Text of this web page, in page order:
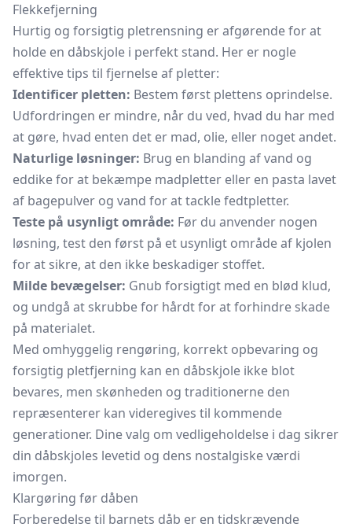
Flekkefjerning
Hurtig og forsigtig pletrensning er afgørende for at
holde en dåbskjole i perfekt stand. Her er nogle
effektive tips til fjernelse af pletter:
Identificer pletten: Bestem først plettens oprindelse.
Udfordringen er mindre, når du ved, hvad du har med
at gøre, hvad enten det er mad, olie, eller noget andet.
Naturlige løsninger: Brug en blanding af vand og
eddike for at bekæmpe madpletter eller en pasta lavet
af bagepulver og vand for at tackle fedtpletter.
Teste på usynligt område: Før du anvender nogen
løsning, test den først på et usynligt område af kjolen
for at sikre, at den ikke beskadiger stoffet.
Milde bevægelser: Gnub forsigtigt med en blød klud,
og undgå at skrubbe for hårdt for at forhindre skade
på materialet.
Med omhyggelig rengøring, korrekt opbevaring og
forsigtig pletfjerning kan en dåbskjole ikke blot
bevares, men skønheden og traditionerne den
repræsenterer kan videregives til kommende
generationer. Dine valg om vedligeholdelse i dag sikrer
din dåbskjoles levetid og dens nostalgiske værdi
imorgen.
Klargøring før dåben
Forberedelse til barnets dåb er en tidskrævende